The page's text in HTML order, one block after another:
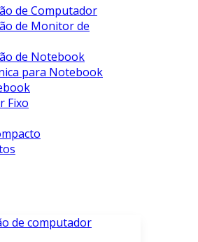
de Computador
de Monitor de
de Notebook
para Notebook
Fixo
de computador